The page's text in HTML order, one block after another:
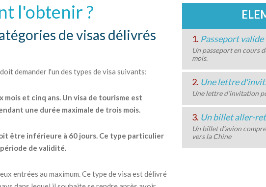
l'obtenir ?
de visas délivrés
demander l'un des types de visa suivants:
et cinq ans. Un visa de tourisme est
une durée maximale de trois mois.
être inférieure à 60 jours. Ce type particulier
de validité.
entrées au maximum. Ce type de visa est délivré
1. Passeport valide
Un passeport en cours
mois.
2. Une lettre
Une lettre d’invitation
3. Un billet aller-
Un billet d’avion
vers la Chine